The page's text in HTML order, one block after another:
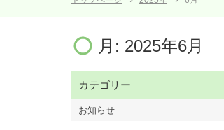
月: 2025年6月
カテゴリー
お知らせ